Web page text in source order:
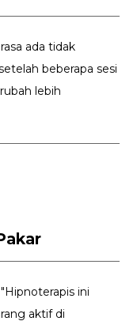
ada tidak
beberapa sesi
lebih
"Hipnoterapis ini
aktif di